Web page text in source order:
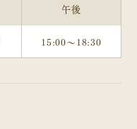
午後
15:00～18:30